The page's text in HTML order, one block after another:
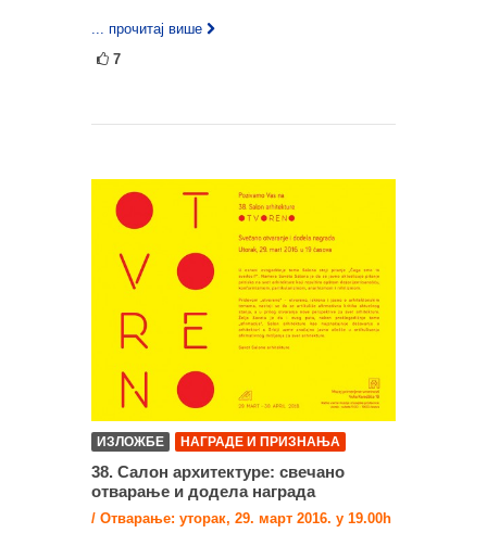
... прочитај више
7
ИЗЛОЖБЕ НАГРАДЕ И ПРИЗНАЊА
38. Салон архитектуре: свечано
отварање и додела награда
/ Отварање: уторак, 29. март 2016. у 19.00h